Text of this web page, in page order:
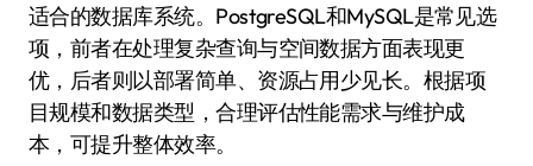
适合的数据库系统。PostgreSQL和MySQL是常见选
项，前者在处理复杂查询与空间数据方面表现更
优，后者则以部署简单、资源占用少见长。根据项
目规模和数据类型，合理评估性能需求与维护成
本，可提升整体效率。